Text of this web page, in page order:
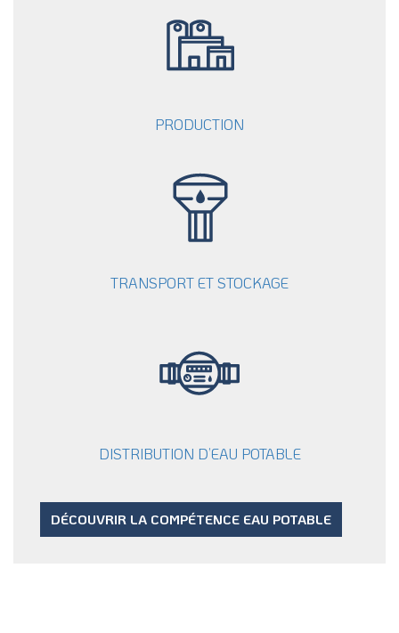
PRODUCTION
TRANSPORT ET STOCKAGE
DISTRIBUTION D’EAU POTABLE
DÉCOUVRIR LA COMPÉTENCE EAU POTABLE